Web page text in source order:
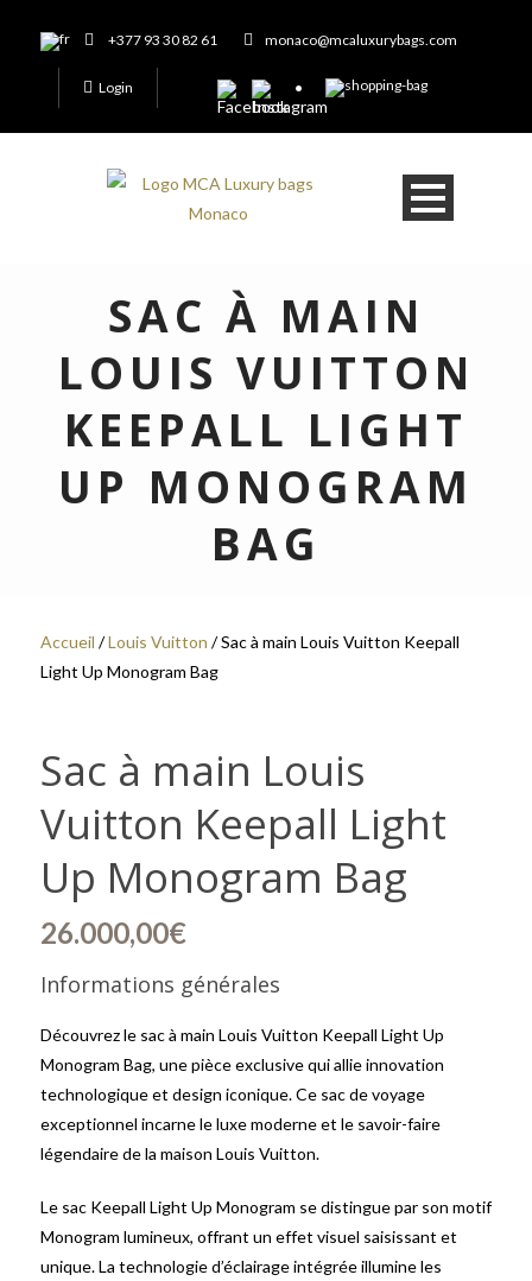
+377 93 30 82 61 monaco@mcaluxurybags.com
Login
SAC À MAIN
LOUIS VUITTON
KEEPALL LIGHT
UP MONOGRAM
BAG
Accueil /Louis Vuitton / Sac à main Louis Vuitton Keepall
Light Up Monogram Bag
Sac à main Louis
Vuitton Keepall Light
Up Monogram Bag
26.000,00€
Informations générales
Découvrez le sac à main Louis Vuitton Keepall Light Up
Monogram Bag, une pièce exclusive qui allie innovation
technologique et design iconique. Ce sac de voyage
exceptionnel incarne le luxe moderne et le savoir-faire
légendaire de la maison Louis Vuitton.
Le sac Keepall Light Up Monogram se distingue par son motif
Monogram lumineux, offrant un effet visuel saisissant et
unique. La technologie d’éclairage intégrée illumine les